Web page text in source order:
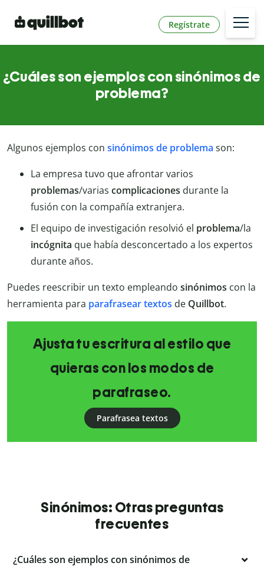
Regístrate
¿Cuáles son ejemplos con sinónimos de
problema?
Algunos ejemplos con sinónimos de problema son:
La empresa tuvo que afrontar varios
problemas/varias complicaciones durante la
fusión con la compañía extranjera.
El equipo de investigación resolvió el problema/la
incógnita que había desconcertado a los expertos
durante años.
Puedes reescribir un texto empleando sinónimos con la
herramienta para parafrasear textos de Quillbot.
Ajusta tu escritura al estilo que
quieras con los modos de
parafraseo.
Parafrasea textos
Sinónimos: Otras preguntas
frecuentes
¿Cuáles son ejemplos con sinónimos de